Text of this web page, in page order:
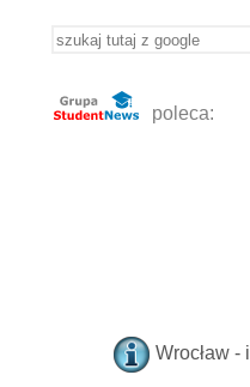
poleca:
Wrocław -